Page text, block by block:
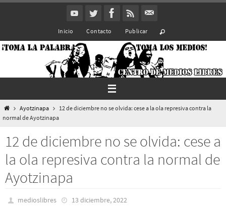
Inicio Contacto Publicar
InicioAyotzinapa
12 de diciembre no se olvida: cese a la ola represiva contra la
normal de Ayotzinapa
12 de diciembre no se olvida: cese a
la ola represiva contra la normal de
Ayotzinapa
medioslibres
13 diciembre, 2022